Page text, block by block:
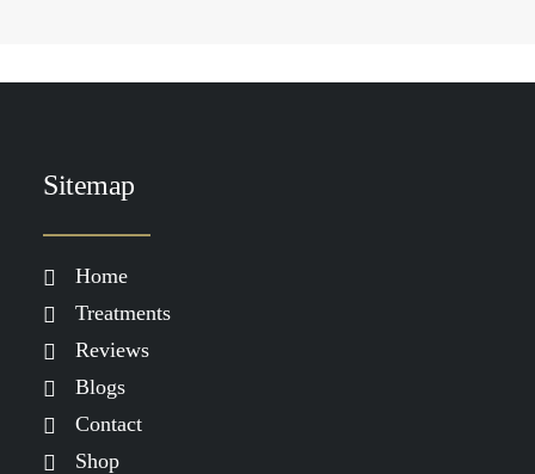
Sitemap
Home
Treatments
Reviews
Blogs
Contact
Shop